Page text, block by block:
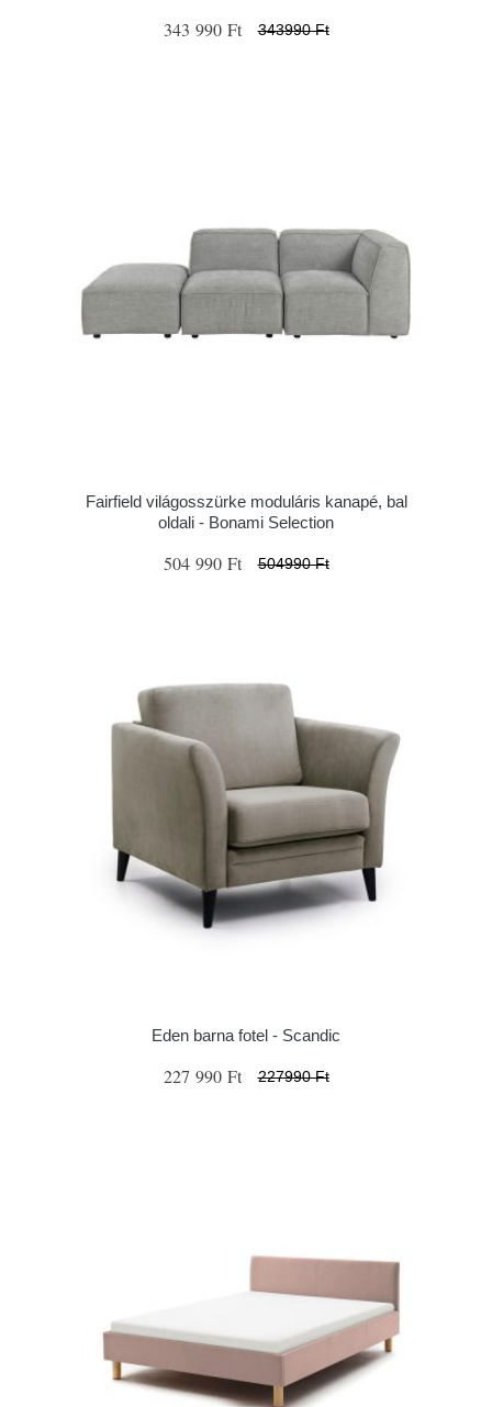
343 990 Ft 343990 Ft
Fairfield világosszürke moduláris kanapé, bal
oldali - Bonami Selection
504 990 Ft 504990 Ft
Eden barna fotel - Scandic
227 990 Ft 227990 Ft